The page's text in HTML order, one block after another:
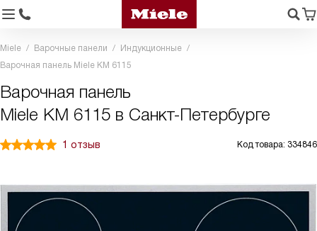
Miele Варочные панели
Индукционные
Варочная панель Miele KM 6115
Варочная панель
Miele KM 6115 в Санкт-Петербурге
1 отзыв Код товара: 334846